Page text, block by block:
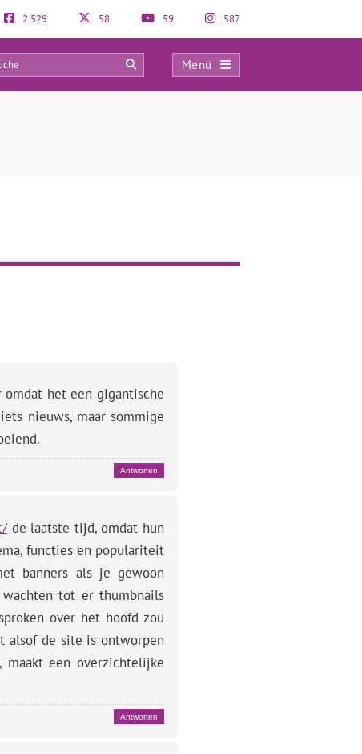
2.529 58 59 587
Menü
0
het een gigantische
nieuws, maar sommige
Antworten
de laatste tijd, omdat hun
functies en populariteit
banners als je gewoon
tot er thumbnails
over het hoofd zou
alsof de site is ontworpen
een overzichtelijke
Antworten